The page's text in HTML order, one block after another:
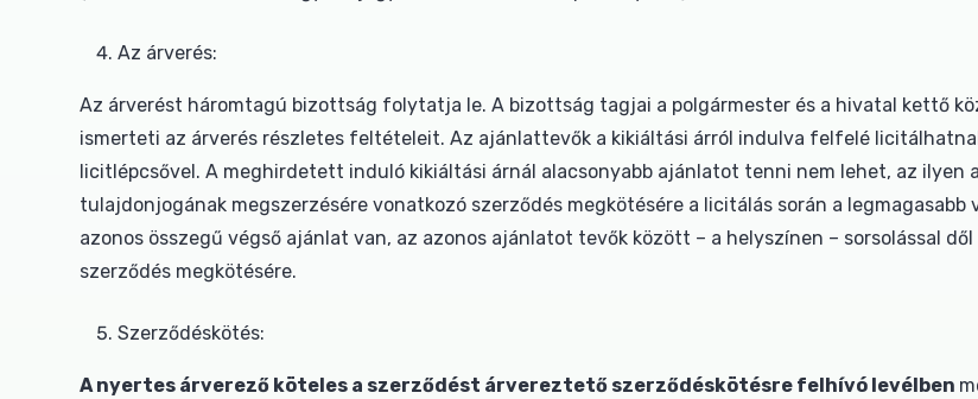
Az árverés:
Az árverést háromtagú bizottság folytatja le. A bizottság tagjai a polgármester és a hivatal kettő
ismerteti az árverés részletes feltételeit. Az ajánlattevők a kikiáltási árról indulva felfelé
licitlépcsővel. A meghirdetett induló kikiáltási árnál alacsonyabb ajánlatot tenni nem lehet, az
tulajdonjogának megszerzésére vonatkozó szerződés megkötésére a licitálás során a
azonos összegű végső ajánlat van, az azonos ajánlatot tevők között – a helyszínen – sorsolással
szerződés megkötésére.
Szerződéskötés:
A nyertes árverező köteles a szerződést árvereztető szerződéskötésre felhívó levélben